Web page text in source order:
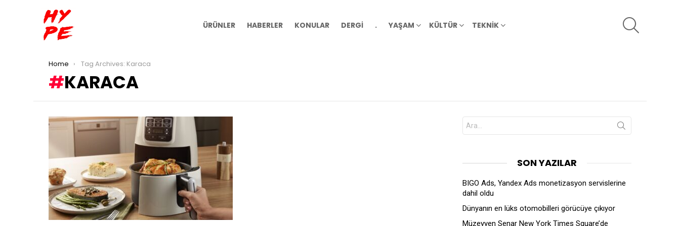
ÜRÜNLER HABERLER KONULAR DERGİ . YAŞAM KÜLTÜR TEKNİK
You are here:
Home Tag Archives: Karaca
KARACA
LATEST
STORIES
Search
for:
SON YAZILAR
BIGO Ads, Yandex Ads monetizasyon servislerine
dahil oldu
Dünyanın en lüks otomobilleri görücüye çıkıyor
Müzeyyen Senar New York Times Square’de